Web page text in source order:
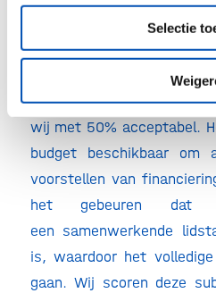
Selectie
worden. Alles
dit vijf tot zes maanden.
vinden en scoren hier
Hetslagingspercentage
wij met 50% acceptabel.
budget beschikbaar om
voorstellen van
het gebeuren dat
een samenwerkende
is, waardoor het
gaan. Wij scoren deze